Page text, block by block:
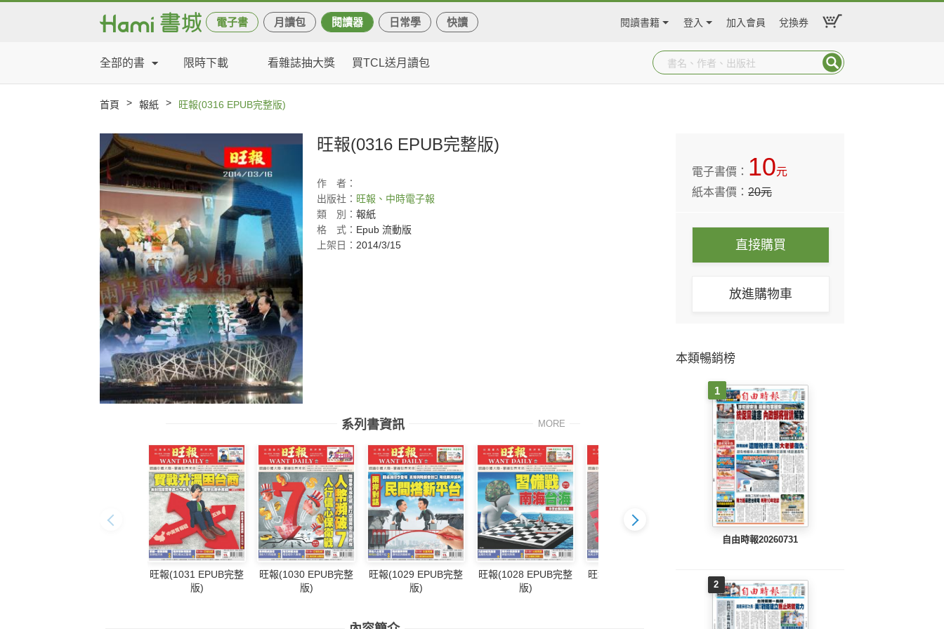
電子書 月讀包 閱讀器 日常學 快讀 閱讀書籍 登入 加入會員 兌換券
全部的書 限時下載 看雜誌抽大獎 買TCL送月讀包
首頁 > 報紙 > 旺報(0316 EPUB完整版)
旺報(0316 EPUB完整版)
作
者：
出版社： 旺報、中時電子報
類
別： 報紙
格
式： Epub 流動版
上架日： 2014/3/15
系列書資訊 MORE
旺報(1031 EPUB完整
版)
旺報(1030 EPUB完整
版)
旺報(1029 EPUB完整
版)
旺報(1028 EPUB完整
版)
旺報(1027 EPUB完整
旺報(1026 EPUB完整
版)
電子書價： 10元
紙本書價：20元
直接購買
放進購物車
本類暢銷榜
1
自由時報20260731
2